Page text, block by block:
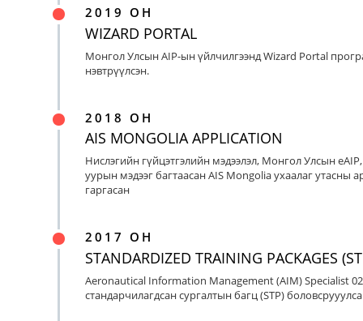
2019 ОН
WIZARD PORTAL
Монгол Улсын AIP-ын үйлчилгээнд Wizard Portal
нэвтрүүлсэн.
2018 ОН
AIS MONGOLIA APPLICATION
Нислэгийн гүйцэтгэлийн мэдээлэл, Монгол Улсын
уурын мэдээг багтаасан AIS Mongolia ухаалаг утасны
гаргасан
2017 ОН
STANDARDIZED TRAINING PACKAGES
Aeronautical Information Management (AIM) Specialist
стандарчилагдсан сургалтын багц (STP)